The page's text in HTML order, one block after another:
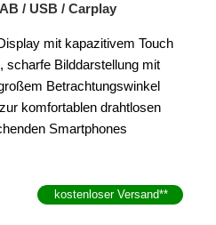
/ USB / Carplay
mit kapazitivem Touch
scharfe Bilddarstellung mit
Betrachtungswinkel
komfortablen drahtlosen
Smartphones
kostenloser Versand**